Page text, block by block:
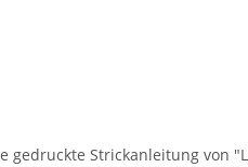
Strickanleitung von